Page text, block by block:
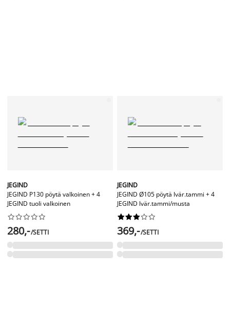
JEGIND
JEGIND P130 pöytä valkoinen + 4
JEGIND tuoli valkoinen






280,-/SETTI
JEGIND
JEGIND Ø105 pöytä lvär.tammi + 4
JEGIND lvär.tammi/musta






369,-/SETTI